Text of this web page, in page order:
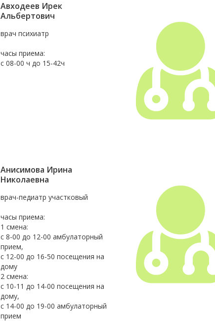
Авходеев Ирек
Альбертович
врач психиатр
часы приема:
с 08-00 ч до 15-42ч
Анисимова Ирина
Николаевна
врач-педиатр участковый
часы приема:
1 смена:
с 8-00 до 12-00 амбулаторный
прием,
с 12-00 до 16-50 посещения на
дому
2 смена:
с 10-11 до 14-00 посещения на
дому,
с 14-00 до 19-00 амбулаторный
прием